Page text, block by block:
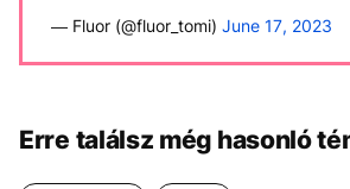
— Fluor (@fluor_tomi) June 17, 2023
Erre találsz még hasonló